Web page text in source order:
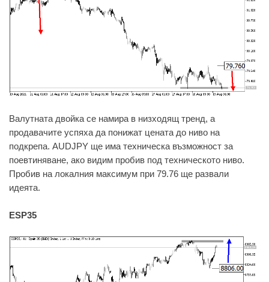
Валутната двойка се намира в низходящ тренд, а
продавачите успяха да понижат цената до ниво на
подкрепа. AUDJPY ще има техническа възможност за
поевтиняване, ако видим пробив под техническото ниво.
Пробив на локалния максимум при 79.76 ще развали
идеята.
ESP35